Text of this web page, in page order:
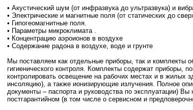
• Акустический шум (от инфразвука до ультразвука) и
• Электрические и магнитные поля (от статических до
• Гипогеомагнитные поля.
• Параметры микроклимата .
• Концентрацию аэроионов в воздухе
• Содержание радона в воздухе, воде и грунте
Мы поставляем как отдельные приборы, так и комплекты
гигиенического контроля. Комплекты содержат
контролировать освещение на рабочих местах и в жилых
инсоляцию), а также ионизирующие излучения. Полное
документы – паспорта и руководства по эксплуатации)
постгарантийном (в том числе о сервисном и